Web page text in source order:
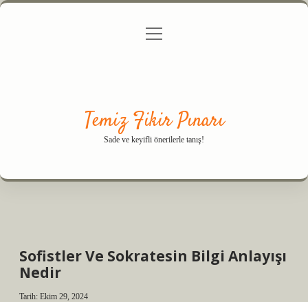
Gizlilik Politikası
menüyü
Temiz Fikir Pınarı
Sade ve keyifli önerilerle tanış!
Sofistler Ve Sokratesin Bilgi Anlayışı
Nedir
Tarih: Ekim 29, 2024